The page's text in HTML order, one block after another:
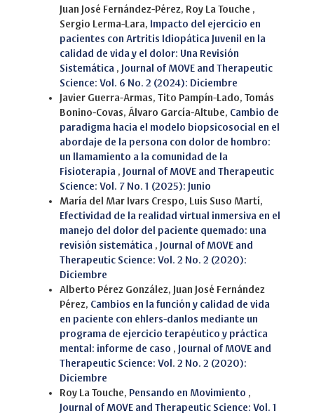
Juan José Fernández-Pérez, Roy La Touche ,
Sergio Lerma-Lara, Impacto del ejercicio en
pacientes con Artritis Idiopática Juvenil en la
calidad de vida y el dolor: Una Revisión
Sistemática , Journal of MOVE and Therapeutic
Science: Vol. 6 No. 2 (2024): Diciembre
Javier Guerra-Armas, Tito Pampín-Lado, Tomás
Bonino-Covas, Álvaro García-Altube, Cambio de
paradigma hacia el modelo biopsicosocial en el
abordaje de la persona con dolor de hombro:
un llamamiento a la comunidad de la
Fisioterapia , Journal of MOVE and Therapeutic
Science: Vol. 7 No. 1 (2025): Junio
María del Mar Ivars Crespo, Luis Suso Martí,
Efectividad de la realidad virtual inmersiva en el
manejo del dolor del paciente quemado: una
revisión sistemática , Journal of MOVE and
Therapeutic Science: Vol. 2 No. 2 (2020):
Diciembre
Alberto Pérez González, Juan José Fernández
Pérez, Cambios en la función y calidad de vida
en paciente con ehlers-danlos mediante un
programa de ejercicio terapéutico y práctica
mental: informe de caso , Journal of MOVE and
Therapeutic Science: Vol. 2 No. 2 (2020):
Diciembre
Roy La Touche, Pensando en Movimiento ,
Journal of MOVE and Therapeutic Science: Vol. 1